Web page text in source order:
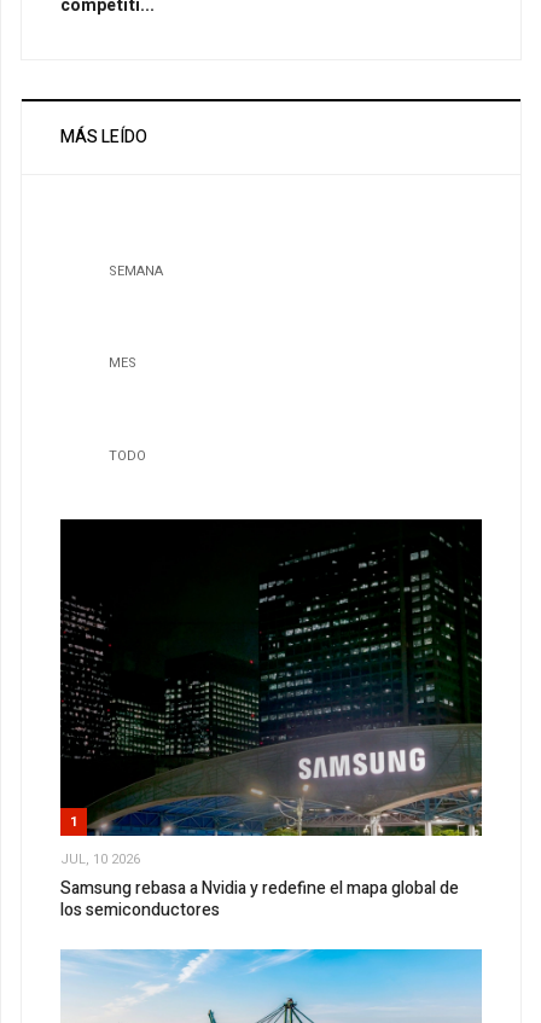
competiti...
MÁS LEÍDO
SEMANA
MES
TODO
1
JUL, 10 2026
Samsung rebasa a Nvidia y redefine el mapa global de
los semiconductores